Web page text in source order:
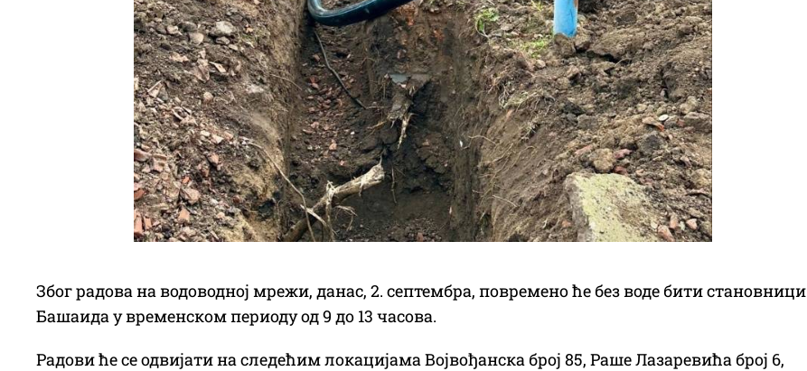
Због радова на водоводној мрежи, данас, 2. септембра, повремено ће без воде бити становници
Башаида у временском периоду од 9 до 13 часова.
Радови ће се одвијати на следећим локацијама Војвођанска број 85, Раше Лазаревића број 6,